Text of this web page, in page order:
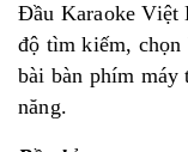
Đầu Karaoke Việt
độ tìm kiếm, chọn
bài bàn phím máy
năng.